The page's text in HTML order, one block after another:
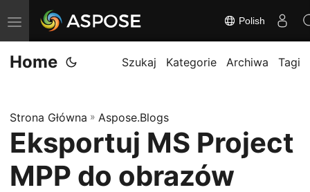
P
r
z
ą
c
n
Polish
Home Szukaj Kategorie Archiwa Tagi
Strona Główna » Aspose.Blogs
Eksportuj MS Project
MPP do obrazów